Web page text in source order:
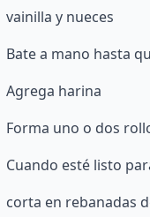
vainilla y nueces
Bate a mano hasta
Agrega harina
Forma uno o dos
Cuando esté listo
corta en rebanadas